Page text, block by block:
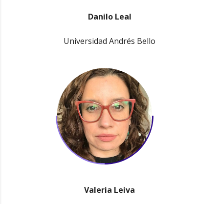
Danilo Leal
Universidad Andrés Bello
Valeria Leiva